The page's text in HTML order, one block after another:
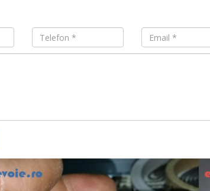
Nume Email